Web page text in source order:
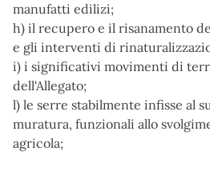
manufatti edilizi;
h) il recupero e il risanamento
e gli interventi di
i) i significativi movimenti di
dell'Allegato;
l) le serre stabilmente infisse al
muratura, funzionali allo
agricola;